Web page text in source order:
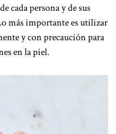
cada persona y de sus
más importante es utilizar
y con precaución para
en la piel.